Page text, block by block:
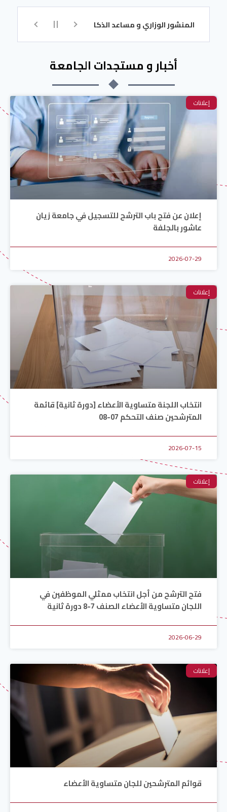
الوزاري و مساعد الذكاء الاصطناعي للتسجيل تكوين اللغة
أخبار و مستجدات الجامعة
إعلانات
إعلان عن فتح باب الترشح للتسجيل في جامعة زيان
عاشور بالجلفة
2026-07-29
إعلانات
انتخاب اللجنة متساوية الأعضاء [دورة ثانية] قائمة
المترشحين صنف التحكم 07-08
2026-07-15
إعلانات
فتح الترشح من أجل انتخاب ممثلي الموظفين في
اللجان متساوية الأعضاء الصنف 7-8 دورة ثانية
2026-06-29
إعلانات
قوائم المترشحين للجان متساوية الأعضاء